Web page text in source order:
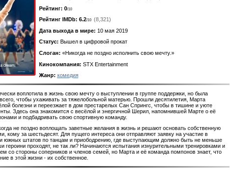
Рейтинг: 0/10
Рейтинг IMDb: 6.2/10
(8,321)
Дата выхода в мире: 10 мая 2019
Статус: Вышел в цифровой прокат
Слоган: «Никогда не поздно исполнить свою мечту.»
Кинокомпания: STX Entertainment
Жанр: комедия
воплотила в жизнь свою мечту о выступлении в группе поддержки, но была
чтобы ухаживать за тяжелобольной матерью. Прошли десятилетия, Марта
болезни и переезжает в дом престарелых Сан Спрингс, чтобы в тишине и уюте
Здесь она знакомится с весёлой и энергичной Шерил, напомнившей Марте о её
и подбадривать свою спортивную команду.
не поздно воплощать заветные желания в жизнь и решают основать собственную
кому за шестьдесят. Для пущего интереса они отправляют заявку на участие в
южных штатов по танцам и приободрению, где выступающим должно быть не меньше
героини проходят, не так ли? Начинаются испытания изнурительными тренировками и
со стороны соперников и членов семей, но Марта и её команда помпонов знает, что
в этой жизни - их собственное.